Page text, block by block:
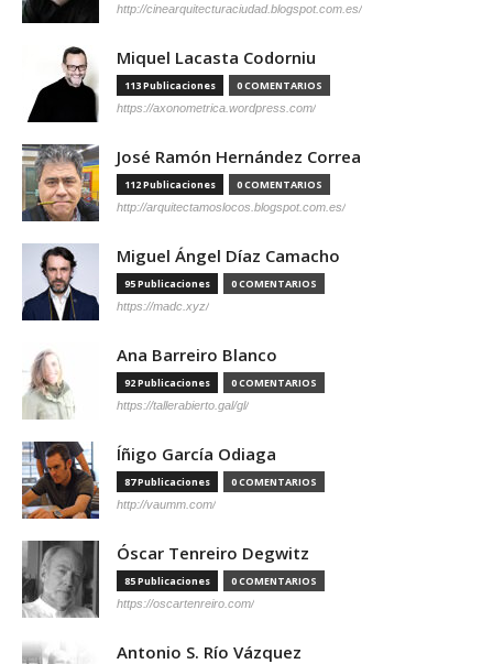
http://cinearquitecturaciudad.blogspot.com.es/
Miquel Lacasta Codorniu
113 Publicaciones 0 COMENTARIOS
https://axonometrica.wordpress.com/
José Ramón Hernández Correa
112 Publicaciones 0 COMENTARIOS
http://arquitectamoslocos.blogspot.com.es/
Miguel Ángel Díaz Camacho
95 Publicaciones 0 COMENTARIOS
https://madc.xyz/
Ana Barreiro Blanco
92 Publicaciones 0 COMENTARIOS
https://tallerabierto.gal/gl/
Íñigo García Odiaga
87 Publicaciones 0 COMENTARIOS
http://vaumm.com/
Óscar Tenreiro Degwitz
85 Publicaciones 0 COMENTARIOS
https://oscartenreiro.com/
Antonio S. Río Vázquez